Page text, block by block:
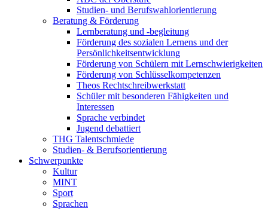
Studien- und Berufswahlorientierung
Beratung & Förderung
Lernberatung und -begleitung
Förderung des sozialen Lernens und der
Persönlichkeitsentwicklung
Förderung von Schülern mit Lernschwierigkeiten
Förderung von Schlüsselkompetenzen
Theos Rechtschreibwerkstatt
Schüler mit besonderen Fähigkeiten und
Interessen
Sprache verbindet
Jugend debattiert
THG Talentschmiede
Studien- & Berufsorientierung
Schwerpunkte
Kultur
MINT
Sport
Sprachen